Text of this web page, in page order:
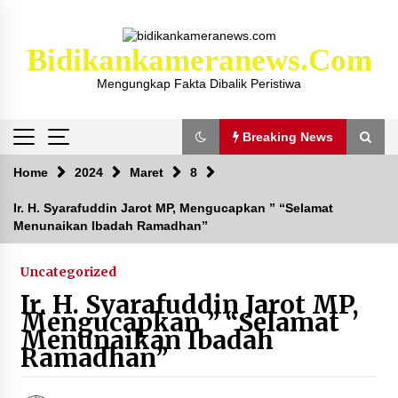
Bidikankameranews.com
Mengungkap Fakta Dibalik Peristiwa
Breaking News
Breaking News
Kejaksaan KSB Mulai Lidik Mafia Tanah Desa
Sekongkang Bawah
2 tahun ago
Laporan Dugaan Pencabulan di Desa Sepayung
Kec. Plampang, Polres Sumbawa Pastikan
Proses Penyelidikan Berjalan Maksimal
4 minggu ago
Home 2024 Maret 8
Ir. H. Syarafuddin Jarot MP, Mengucapkan ” “Selamat
Menunaikan Ibadah Ramadhan”
Uncategorized
Ir. H. Syarafuddin Jarot MP,
Mengucapkan ” “Selamat
Menunaikan Ibadah
Ramadhan”